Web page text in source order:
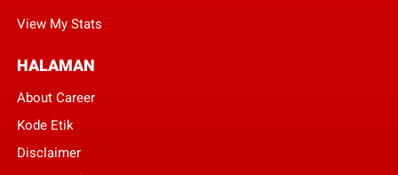
View My Stats
HALAMAN
About Career
Kode Etik
Disclaimer